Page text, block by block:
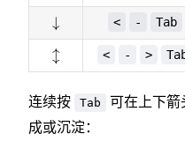
\downarrow
↓ < - Tab
\updownarrow
↕ < - >
连续按 Tab
可在上下箭
成或沉淀：